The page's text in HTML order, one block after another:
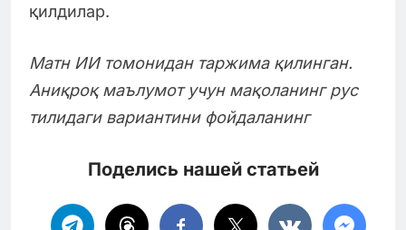
қилдилар.
Матн ИИ томонидан таржима қилинган.
Аниқроқ маълумот учун мақоланинг рус
тилидаги вариантини фойдаланинг
Поделись нашей статьей